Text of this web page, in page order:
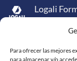
Para ofrecer las mejores
para almacenar y/o
Logali
Logali
Logali